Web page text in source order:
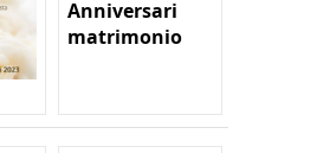
Anniversari
matrimonio